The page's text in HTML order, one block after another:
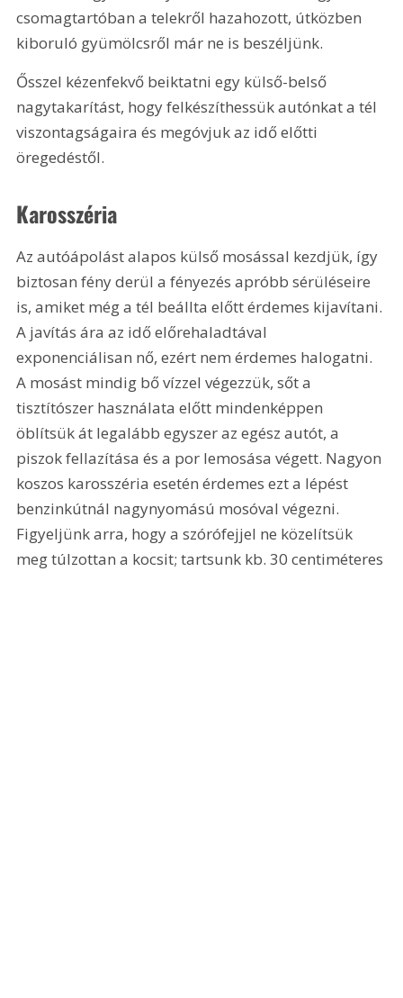
csomagtartóban a telekről hazahozott, útközben
kiboruló gyümölcsről már ne is beszéljünk.
Ősszel kézenfekvő beiktatni egy külső-belső
nagytakarítást, hogy felkészíthessük autónkat a tél
viszontagságaira és megóvjuk az idő előtti
öregedéstől.
Karosszéria
Az autóápolást alapos külső mosással kezdjük, így
biztosan fény derül a fényezés apróbb sérüléseire
is, amiket még a tél beállta előtt érdemes kijavítani.
A javítás ára az idő előrehaladtával
exponenciálisan nő, ezért nem érdemes halogatni.
A mosást mindig bő vízzel végezzük, sőt a
tisztítószer használata előtt mindenképpen
öblítsük át legalább egyszer az egész autót, a
piszok fellazítása és a por lemosása végett. Nagyon
koszos karosszéria esetén érdemes ezt a lépést
benzinkútnál nagynyomású mosóval végezni.
Figyeljünk arra, hogy a szórófejjel ne közelítsük
meg túlzottan a kocsit; tartsunk kb. 30 centiméteres